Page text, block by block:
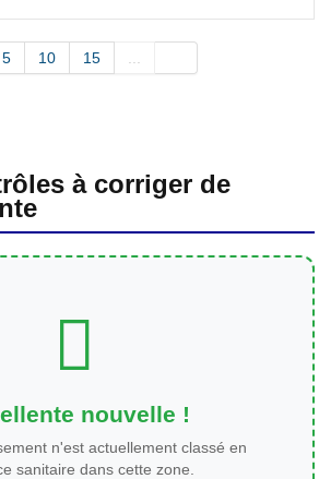
5 10 15
à corriger de
nouvelle !
n'est actuellement classé en
sanitaire dans cette zone.